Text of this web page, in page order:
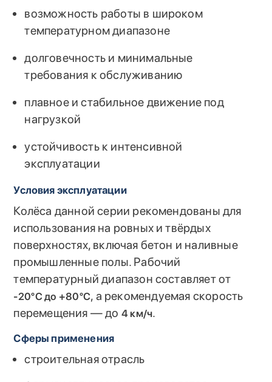
возможность работы в широком
температурном диапазоне
долговечность и минимальные
требования к обслуживанию
плавное и стабильное движение под
нагрузкой
устойчивость к интенсивной
эксплуатации
Условия эксплуатации
Колёса данной серии рекомендованы для
использования на ровных и твёрдых
поверхностях, включая бетон и наливные
промышленные полы. Рабочий
температурный диапазон составляет от
-20°C до +80°C, а рекомендуемая скорость
перемещения — до 4 км/ч.
Сферы применения
строительная отрасль